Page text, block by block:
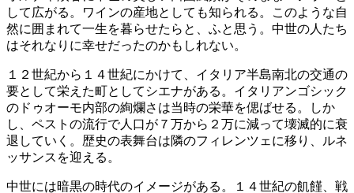
して広がる。ワインの産地としても知られる。このような自
然に囲まれて一生を暮らせたらと、ふと思う。中世の人たち
はそれなりに幸せだったのかもしれない。
１２世紀から１４世紀にかけて、イタリア半島南北の交通の
要として栄えた町としてシエナがある。イタリアンゴシック
のドゥオーモ内部の絢爛さは当時の栄華を偲ばせる。しか
し、ペストの流行で人口が７万から２万に減って壊滅的に衰
退していく。歴史の表舞台は隣のフィレンツェに移り、ルネ
ッサンスを迎える。
中世には暗黒の時代のイメージがある。１４世紀の飢饉、戦